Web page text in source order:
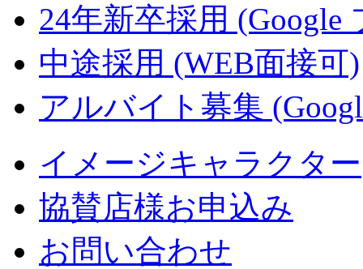
24年新卒採用 (Google
中途採用 (WEB面接可)
アルバイト募集
イメージキャラクター
協賛店様お申込み
お問い合わせ